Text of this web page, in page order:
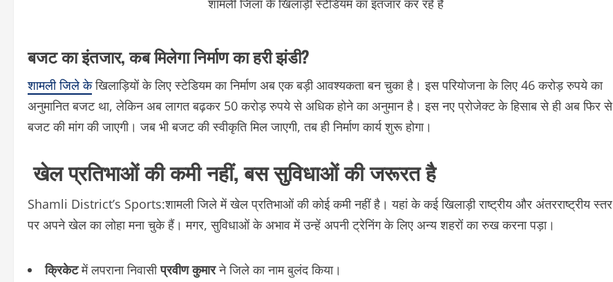
शामली जिला के खिलाड़ी स्टेडियम का इंतजार कर रहे हैं
बजट का इंतजार, कब मिलेगा निर्माण का हरी झंडी?
शामली जिले केखिलाड़ियों के लिए स्टेडियम का निर्माण अब एक बड़ी आवश्यकता बन चुका है। इस परियोजना के लिए 46 करोड़ रुपये का
अनुमानित बजट था, लेकिन अब लागत बढ़कर 50 करोड़ रुपये से अधिक होने का अनुमान है। इस नए प्रोजेक्ट के हिसाब से ही अब फिर से
बजट की मांग की जाएगी। जब भी बजट की स्वीकृति मिल जाएगी, तब ही निर्माण कार्य शुरू होगा।
खेल प्रतिभाओं की कमी नहीं, बस सुविधाओं की जरूरत है
Shamli District’s Sports:शामली जिले में खेल प्रतिभाओं की कोई कमी नहीं है। यहां के कई खिलाड़ी राष्ट्रीय और अंतरराष्ट्रीय स्तर
पर अपने खेल का लोहा मना चुके हैं। मगर, सुविधाओं के अभाव में उन्हें अपनी ट्रेनिंग के लिए अन्य शहरों का रुख करना पड़ा।
क्रिकेटमें लपराना निवासीप्रवीण कुमारने जिले का नाम बुलंद किया।